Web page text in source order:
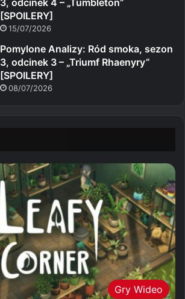
[SPOILERY]
15/07/2026
Pomylone Analizy: Ród smoka, sezon
3, odcinek 3 – „Triumf Rhaenyry”
[SPOILERY]
08/07/2026
Gry Wideo